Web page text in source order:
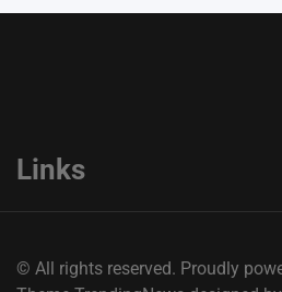
Links
© All rights reserved. Proudly